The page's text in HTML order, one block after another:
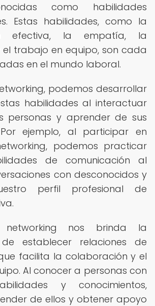
como habilidades
Estas habilidades, como la
efectiva, la empatía, la
el trabajo en equipo, son cada
en el mundo laboral.
podemos desarrollar
habilidades al interactuar
personas y aprender de sus
Por ejemplo, al participar en
podemos practicar
de comunicación al
con desconocidos y
perfil profesional de
networking nos brinda la
establecer relaciones de
facilita la colaboración y el
Al conocer a personas con
y conocimientos,
de ellos y obtener apoyo